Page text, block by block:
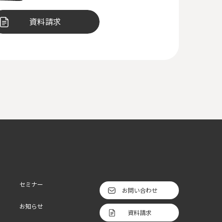
資料請求
セミナー
お知らせ
お問い合わせ
資料請求